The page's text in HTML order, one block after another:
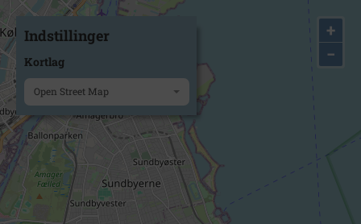
+
−
Indstillinger
Kortlag
Open Street Map